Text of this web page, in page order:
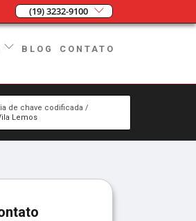
(19) 3232-9100
BLOG CONTATO
de chave codificada
Lemos